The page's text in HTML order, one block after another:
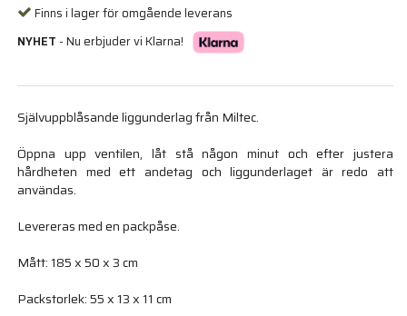
Finns i lager för omgående leverans
NYHET - Nu erbjuder vi Klarna!
Självuppblåsande liggunderlag från Miltec.
Öppna upp ventilen, låt stå någon minut och efter justera
hårdheten med ett andetag och liggunderlaget är redo att
användas.
Levereras med en packpåse.
Mått: 185 x 50 x 3 cm
Packstorlek: 55 x 13 x 11 cm